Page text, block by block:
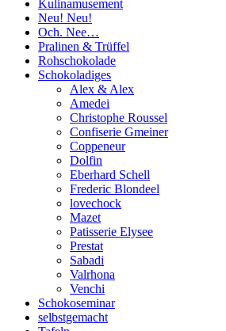
Kulinamusement
Neu! Neu!
Och. Nee…
Pralinen & Trüffel
Rohschokolade
Schokoladiges
Alex & Alex
Amedei
Christophe Roussel
Confiserie Gmeiner
Coppeneur
Dolfin
Eberhard Schell
Frederic Blondeel
lovechock
Mazet
Patisserie Elysee
Prestat
Sabadi
Valrhona
Venchi
Schokoseminar
selbstgemacht